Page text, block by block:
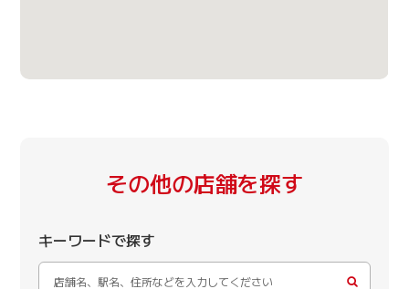
その他の店舗を探す
キーワードで探す